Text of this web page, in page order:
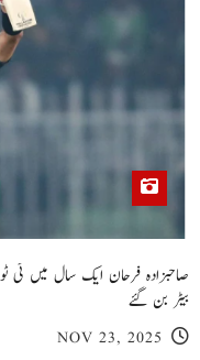
بیٹر بن گئے
NOV 23, 2025